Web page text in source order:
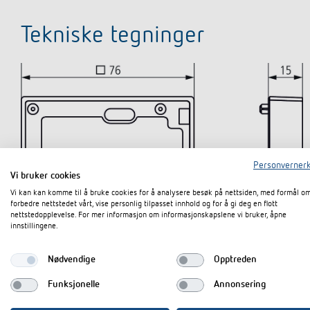
Tekniske tegninger
Vi bruker cookies
Vi kan kan komme til å bruke cookies for å analysere besøk på nettsiden, med formål
forbedre nettstedet vårt, vise personlig tilpasset innhold og for å gi deg en flott
nettstedopplevelse. For mer informasjon om informasjonskapslene vi bruker, åpne
innstillingene.
Nødvendige Opptreden
Funksjonelle Annonsering